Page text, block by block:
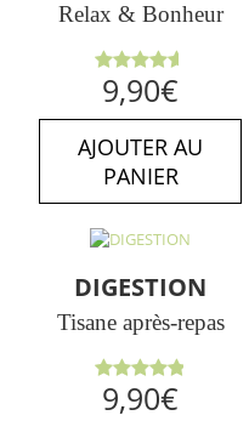
Relax & Bonheur
Note
4.63sur
5
9,90€
AJOUTER AU
PANIER
DIGESTION
Tisane après-repas
Note4.89
sur 5
9,90€